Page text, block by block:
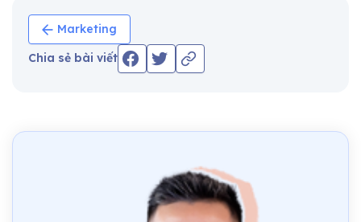
Marketing
Chia sẻ bài viết